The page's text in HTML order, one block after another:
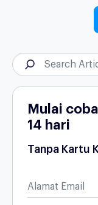
Mulai
14 hari
Tanpa Kartu
Alamat Email